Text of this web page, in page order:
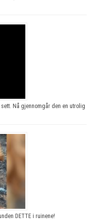
Nå gjennomgår den en utrolig
DETTE i ruinene!